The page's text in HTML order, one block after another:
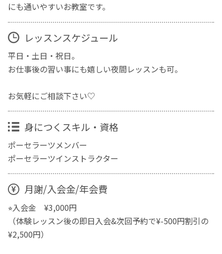
にも通いやすいお教室です。
レッスンスケジュール
平日・土日・祝日。
お仕事後の習い事にも嬉しい夜間レッスンも可。
お気軽にご相談下さい♡
身につくスキル・資格
ポーセラーツメンバー
ポーセラーツインストラクター
月謝/入会金/年会費
⭐︎入会金 ¥3,000円
（体験レッスン後の即日入会&次回予約で¥-500円割引の
¥2,500円）